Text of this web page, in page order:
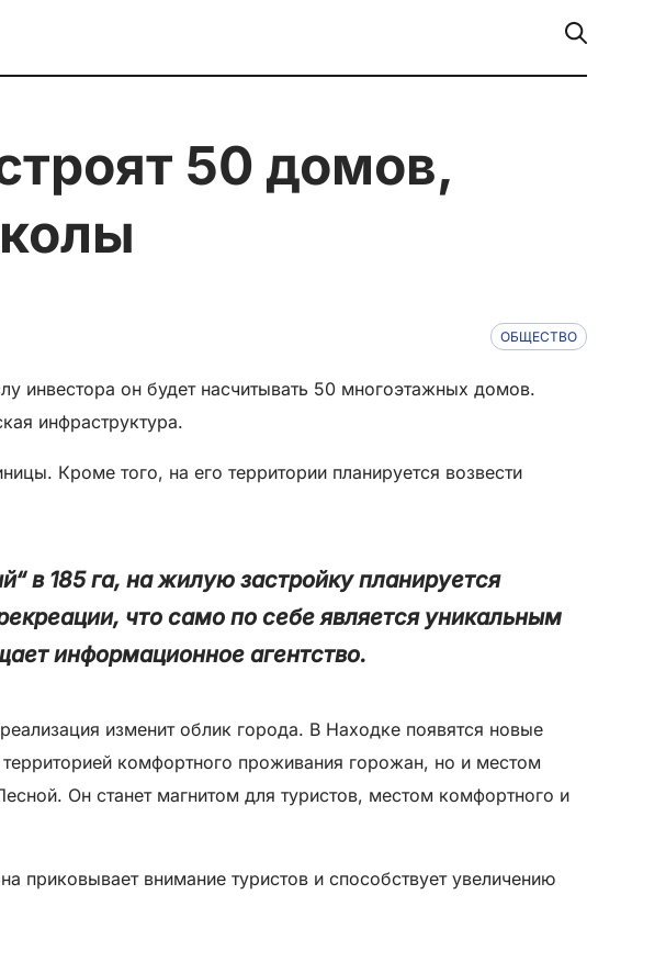
ОБЩЕСТВО
он будет насчитывать 50 многоэтажных домов.
инфраструктура.
Кроме того, на его территории планируется возвести
в 185 га, на жилую застройку планируется
что само по себе является уникальным
информационное агентство.
изменит облик города. В Находке появятся новые
комфортного проживания горожан, но и местом
Он станет магнитом для туристов, местом комфортного и
приковывает внимание туристов и способствует увеличению